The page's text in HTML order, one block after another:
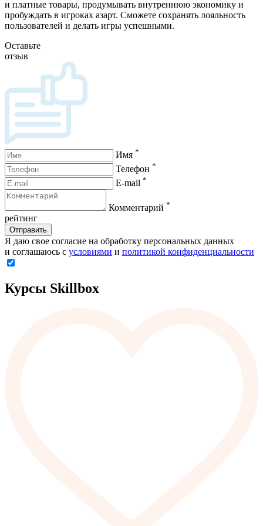
и платные товары, продумывать внутреннюю экономику и
пробуждать в игроках азарт. Сможете сохранять лояльность
пользователей и делать игры успешными.
Оставьте
отзыв
Имя *
Телефон *
E-mail *
Комментарий *
рейтинг
Отправить
Я даю свое согласие на обработку персональных данных
и соглашаюсь с условиями и политикой конфиденциальности
Курсы Skillbox